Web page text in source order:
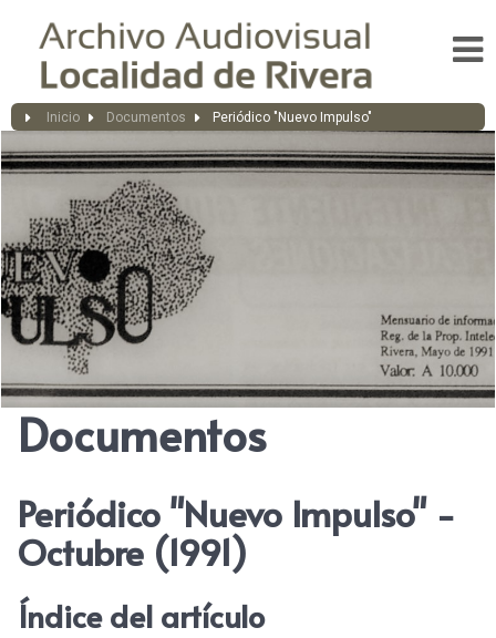
Inicio Documentos Periódico "Nuevo Impulso"
Documentos
Periódico "Nuevo Impulso" -
Octubre (1991)
Índice del artículo